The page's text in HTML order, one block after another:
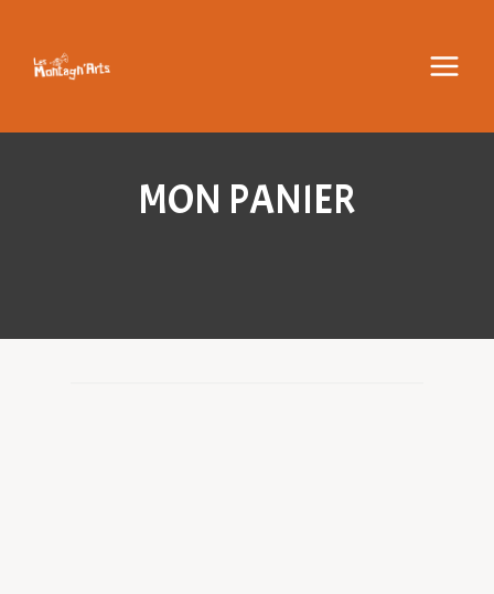
contenu
MON PANIER